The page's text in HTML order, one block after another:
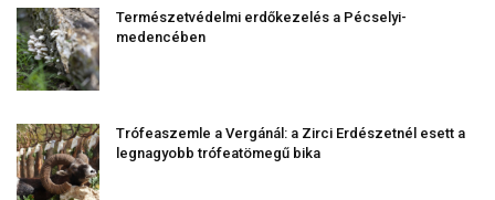
Természetvédelmi erdőkezelés a Pécselyi-
medencében
Trófeaszemle a Vergánál: a Zirci Erdészetnél esett a
legnagyobb trófeatömegű bika